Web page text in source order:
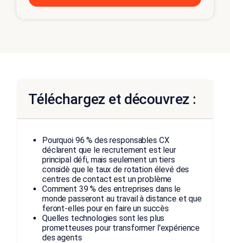
Téléchargez et découvrez :
Pourquoi 96 % des responsables CX
déclarent que le recrutement est leur
principal défi, mais seulement un tiers
considè que le taux de rotation élevé des
centres de contact est un problème
Comment 39 % des entreprises dans le
monde passeront au travail à distance et que
feront-elles pour en faire un succès
Quelles technologies sont les plus
prometteuses pour transformer l'expérience
des agents